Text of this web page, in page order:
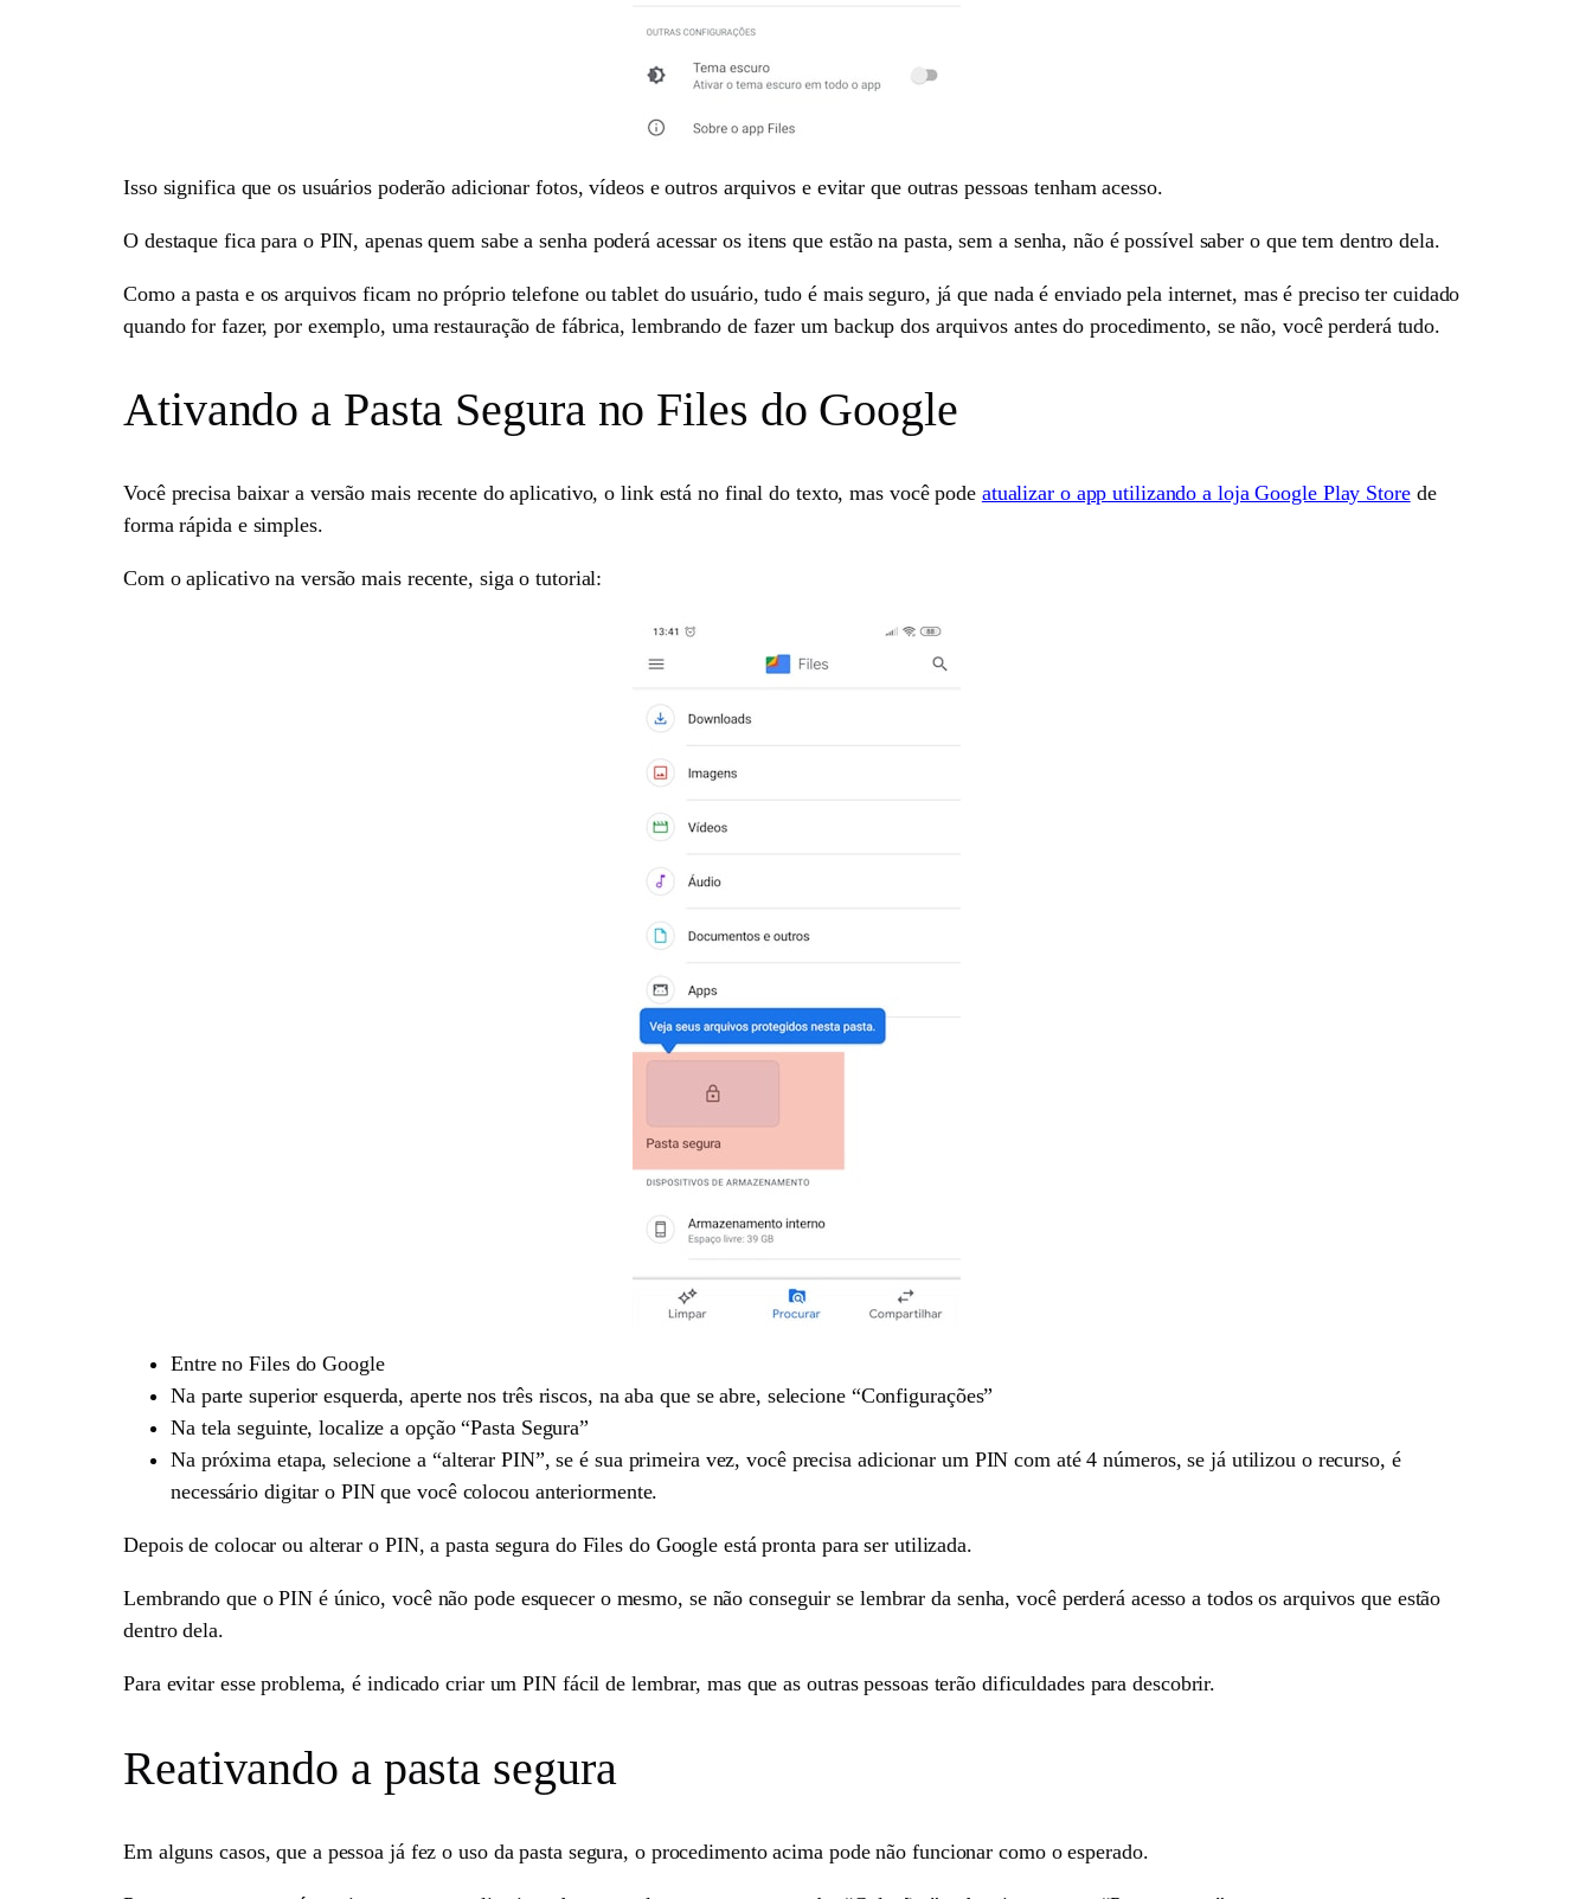
Isso significa que os usuários poderão adicionar fotos, vídeos e outros arquivos e evitar que outras pessoas tenham acesso.
O destaque fica para o PIN, apenas quem sabe a senha poderá acessar os itens que estão na pasta, sem a senha, não é possível saber o que tem dentro dela.
Como a pasta e os arquivos ficam no próprio telefone ou tablet do usuário, tudo é mais seguro, já que nada é enviado pela internet, mas é preciso ter cuidado
quando for fazer, por exemplo, uma restauração de fábrica, lembrando de fazer um backup dos arquivos antes do procedimento, se não, você perderá tudo.
Ativando a Pasta Segura no Files do Google
Você precisa baixar a versão mais recente do aplicativo, o link está no final do texto, mas você pode atualizar o app utilizando a loja Google Play Storede
forma rápida e simples.
Com o aplicativo na versão mais recente, siga o tutorial:
Entre no Files do Google
Na parte superior esquerda, aperte nos três riscos, na aba que se abre, selecione “Configurações”
Na tela seguinte, localize a opção “Pasta Segura”
Na próxima etapa, selecione a “alterar PIN”, se é sua primeira vez, você precisa adicionar um PIN com até 4 números, se já utilizou o recurso, é
necessário digitar o PIN que você colocou anteriormente.
Depois de colocar ou alterar o PIN, a pasta segura do Files do Google está pronta para ser utilizada.
Lembrando que o PIN é único, você não pode esquecer o mesmo, se não conseguir se lembrar da senha, você perderá acesso a todos os arquivos que estão
dentro dela.
Para evitar esse problema, é indicado criar um PIN fácil de lembrar, mas que as outras pessoas terão dificuldades para descobrir.
Reativando a pasta segura
Em alguns casos, que a pessoa já fez o uso da pasta segura, o procedimento acima pode não funcionar como o esperado.